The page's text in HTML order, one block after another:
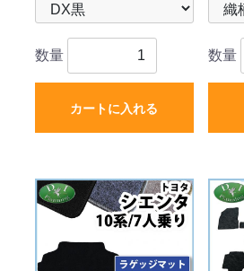
数量
カートに入れる
数量